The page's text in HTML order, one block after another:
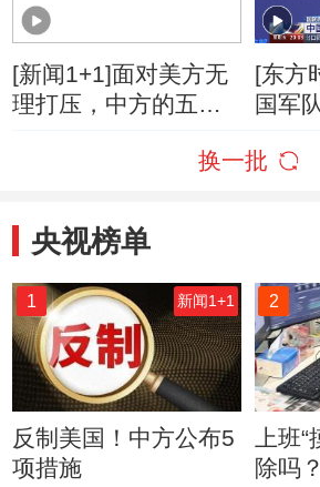
[新闻1+1]面对美方无
理打压，中方的五项
[东方
国军
换一批
央视榜单
1 新闻1+1
反制美国！中方公布5
项措施
2
上班
除吗？